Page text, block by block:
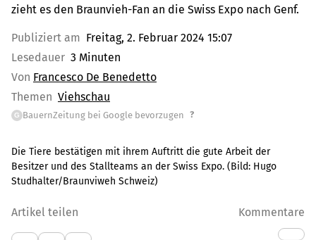
zieht es den Braunvieh-Fan an die Swiss Expo nach Genf.
Publiziert am Freitag, 2. Februar 2024 15:07
Lesedauer 3 Minuten
Von Francesco De Benedetto
Themen Viehschau
G BauernZeitung bei Google bevorzugen ?
Die Tiere bestätigen mit ihrem Auftritt die gute Arbeit der
Besitzer und des Stallteams an der Swiss Expo. (Bild: Hugo
Studhalter/Braunviweh Schweiz)
Artikel teilen Kommentare